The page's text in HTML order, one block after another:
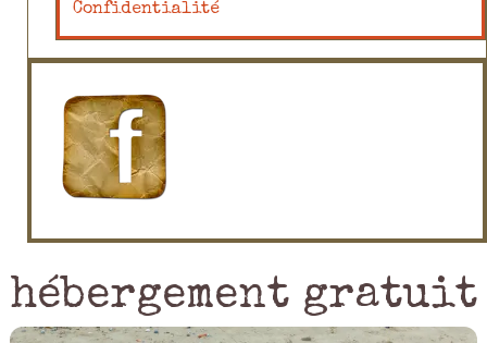
Confidentialité
hébergement gratuit